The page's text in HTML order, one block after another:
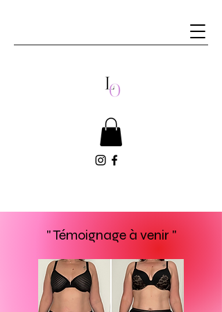
" Témoignage à venir "